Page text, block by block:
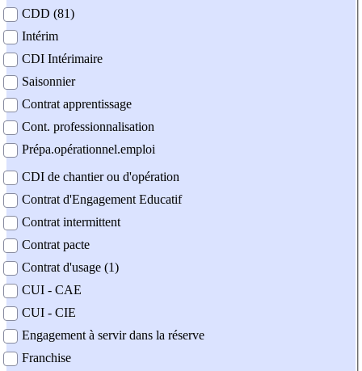
CDD (81)
Intérim
CDI Intérimaire
Saisonnier
Contrat apprentissage
Cont. professionnalisation
Prépa.opérationnel.emploi
CDI de chantier ou d'opération
Contrat d'Engagement Educatif
Contrat intermittent
Contrat pacte
Contrat d'usage (1)
CUI - CAE
CUI - CIE
Engagement à servir dans la réserve
Franchise